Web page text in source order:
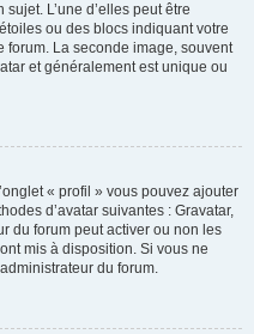
L’une d’elles peut être
ou des blocs indiquant votre
forum. La seconde image, souvent
et généralement est unique ou
« profil » vous pouvez ajouter
d’avatar suivantes : Gravatar,
du forum peut activer ou non les
mis à disposition. Si vous ne
du forum.